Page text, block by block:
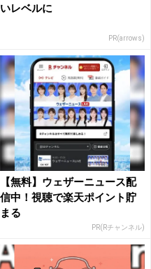
いレベルに
PR(arrows)
【無料】ウェザーニュース配
信中！視聴で楽天ポイント貯
まる
PR(Rチャンネル)